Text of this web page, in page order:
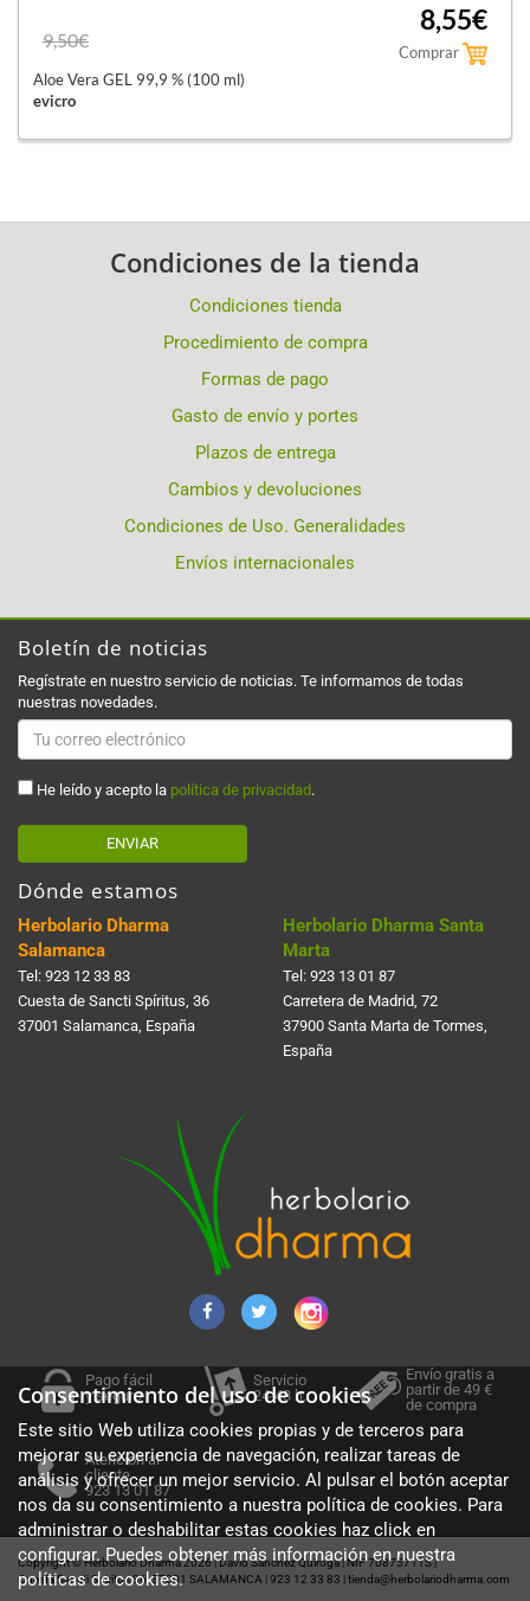
9,50€
8,55€
Comprar
Aloe Vera GEL 99,9 % (100 ml)
evicro
Condiciones de la tienda
Condiciones tienda
Procedimiento de compra
Formas de pago
Gasto de envío y portes
Plazos de entrega
Cambios y devoluciones
Condiciones de Uso. Generalidades
Envíos internacionales
Boletín de noticias
Regístrate en nuestro servicio de noticias. Te informamos de todas
nuestras novedades.
He leído y acepto la política de privacidad .
ENVIAR
Dónde estamos
Herbolario Dharma
Salamanca
Tel: 923 12 33 83
Cuesta de Sancti Spí­ritus, 36
37001 Salamanca, España
Herbolario Dharma Santa
Marta
Tel: 923 13 01 87
Carretera de Madrid, 72
37900 Santa Marta de Tormes,
España
Pago fácil
y seguro
Servicio
24-48 h.
Envío gratis a
partir de 49 €
de compra
Atención al
cliente
923 13 01 87
Copyright © Herbolario Dharma 2026 | David Sánchez Quiroga NIF 70875711S |
Cuesta Sancti Spiritus 36, 37001 SALAMANCA 923 12 33 83 tienda@herbolariodharma.com
Consentimiento del uso de cookies
Este sitio Web utiliza cookies propias y de terceros para
mejorar su experiencia de navegación, realizar tareas de
análisis y ofrecer un mejor servicio. Al pulsar el botón aceptar
nos da su consentimiento a nuestra política de cookies. Para
administrar o deshabilitar estas cookies haz click en
configurar. Puedes obtener más información en nuestra
políticas de cookies.